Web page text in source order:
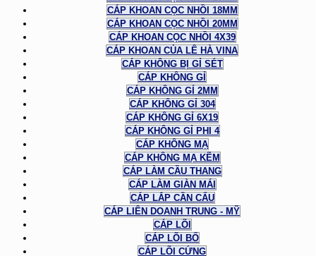
CÁP KHOAN CỌC NHỒI 18MM
CÁP KHOAN CỌC NHỒI 20MM
CÁP KHOAN CỌC NHỒI 4X39
CÁP KHOAN CỦA LÊ HÀ VINA
CÁP KHÔNG BỊ GỈ SÉT
CÁP KHÔNG GỈ
CÁP KHÔNG GỈ 2MM
CÁP KHÔNG GỈ 304
CÁP KHÔNG GỈ 6X19
CÁP KHÔNG GỈ PHI 4
CÁP KHÔNG MẠ
CÁP KHÔNG MẠ KẼM
CÁP LÀM CẦU THANG
CÁP LÀM GIÀN MÁI
CÁP LẮP CẦN CẨU
CÁP LIÊN DOANH TRUNG - MỸ
CÁP LÕI
CÁP LÕI BỐ
CÁP LÕI CỨNG